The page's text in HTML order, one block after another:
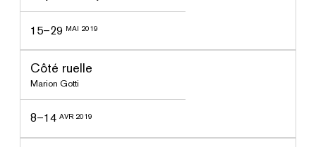
15–29 MAI 2019
Côté ruelle
Marion Gotti
8–14 AVR 2019